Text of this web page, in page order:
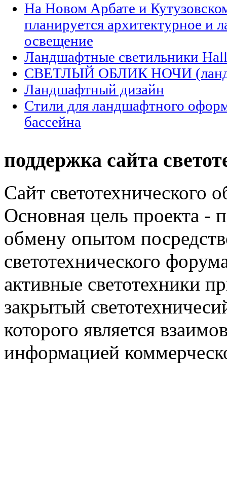
На Новом Арбате и
планируется архитектурное и
освещение
Ландшафтные светильники
СВЕТЛЫЙ ОБЛИК НОЧИ
Ландшафтный дизайн
Стили для ландшафтного
бассейна
поддержка сайта
Сайт светотехнического
Основная цель проекта -
обмену опытом
светотехнического
активные светотехники
закрытый
которого является
информацией